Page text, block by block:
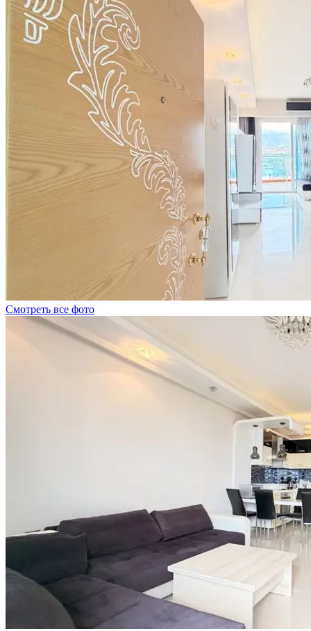
Смотреть все фото